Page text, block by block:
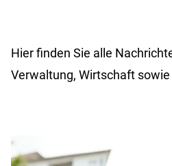
Hier finden Sie alle
Verwaltung, Wirtschaft